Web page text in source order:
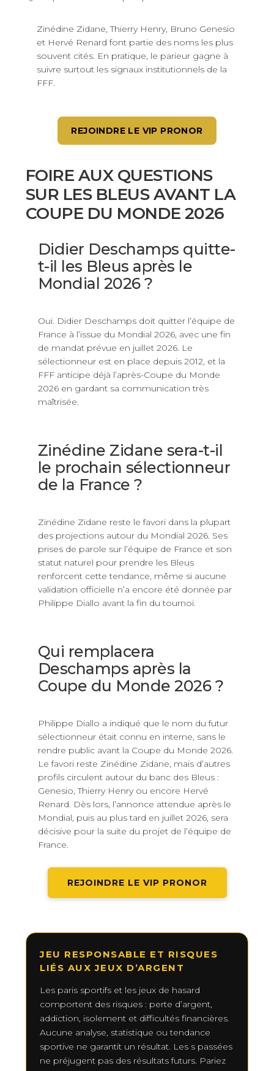
Zinédine Zidane, Thierry Henry, Bruno Genesio
et Hervé Renard font partie des noms les plus
souvent cités. En pratique, le parieur gagne à
suivre surtout les signaux institutionnels de la
FFF.
REJOINDRE LE VIP PRONOR
FOIRE AUX QUESTIONS
SUR LES BLEUS AVANT LA
COUPE DU MONDE 2026
Didier Deschamps quitte-
t-il les Bleus après le
Mondial 2026 ?
Oui. Didier Deschamps doit quitter l’équipe de
France à l’issue du Mondial 2026, avec une fin
de mandat prévue en juillet 2026. Le
sélectionneur est en place depuis 2012, et la
FFF anticipe déjà l’après-Coupe du Monde
2026 en gardant sa communication très
maîtrisée.
Zinédine Zidane sera-t-il
le prochain sélectionneur
de la France ?
Zinédine Zidane reste le favori dans la plupart
des projections autour du Mondial 2026. Ses
prises de parole sur l’équipe de France et son
statut naturel pour prendre les Bleus
renforcent cette tendance, même si aucune
validation officielle n’a encore été donnée par
Philippe Diallo avant la fin du tournoi.
Qui remplacera
Deschamps après la
Coupe du Monde 2026 ?
Philippe Diallo a indiqué que le nom du futur
sélectionneur était connu en interne, sans le
rendre public avant la Coupe du Monde 2026.
Le favori reste Zinédine Zidane, mais d’autres
profils circulent autour du banc des Bleus :
Genesio, Thierry Henry ou encore Hervé
Renard. Dès lors, l’annonce attendue après le
Mondial, puis au plus tard en juillet 2026, sera
décisive pour la suite du projet de l’équipe de
France.
REJOINDRE LE VIP PRONOR
JEU RESPONSABLE ET RISQUES
LIÉS AUX JEUX D’ARGENT
Les paris sportifs et les jeux de hasard
comportent des risques : perte d’argent,
addiction, isolement et difficultés financières.
Aucune analyse, statistique ou tendance
sportive ne garantit un résultat. Les s passées
ne préjugent pas des résultats futurs. Pariez